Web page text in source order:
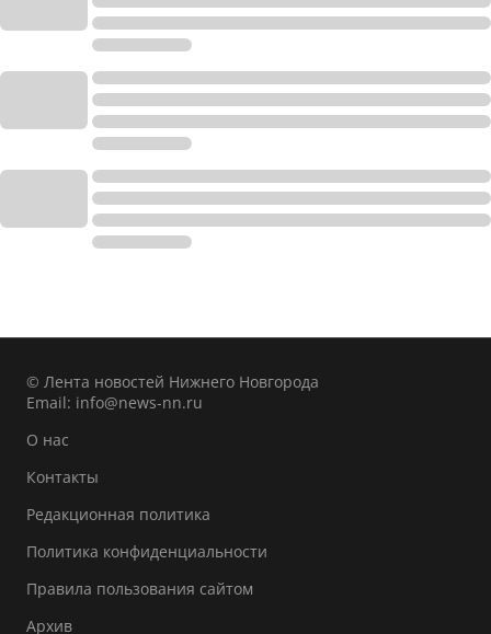
© Лента новостей Нижнего Новгорода
Email: info@news-nn.ru
О нас
Контакты
Редакционная политика
Политика конфиденциальности
Правила пользования сайтом
Архив